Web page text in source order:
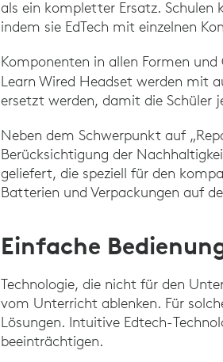
als ein kompletter Ersatz. Schulen
indem sie EdTech mit einzelnen
Komponenten in allen Formen
Learn Wired Headset werden mit
ersetzt werden, damit die Schüler
Neben dem Schwerpunkt auf
Berücksichtigung der
geliefert, die speziell für den
Batterien und Verpackungen auf
Einfache
Technologie, die nicht für den
vom Unterricht ablenken. Für
Lösungen. Intuitive Edtech-
beeinträchtigen.